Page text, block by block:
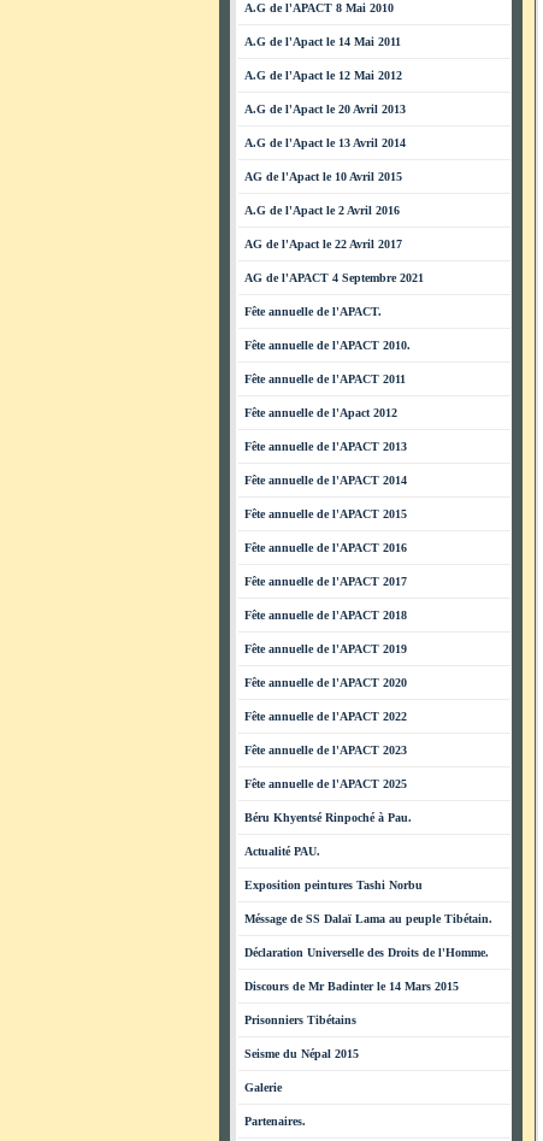
A.G de l'APACT 8 Mai 2010
A.G de l'Apact le 14 Mai 2011
A.G de l'Apact le 12 Mai 2012
A.G de l'Apact le 20 Avril 2013
A.G de l'Apact le 13 Avril 2014
AG de l'Apact le 10 Avril 2015
A.G de l'Apact le 2 Avril 2016
AG de l'Apact le 22 Avril 2017
AG de l'APACT 4 Septembre 2021
Fête annuelle de l'APACT.
Fête annuelle de l'APACT 2010.
Fête annuelle de l'APACT 2011
Fête annuelle de l'Apact 2012
Fête annuelle de l'APACT 2013
Fête annuelle de l'APACT 2014
Fête annuelle de l'APACT 2015
Fête annuelle de l'APACT 2016
Fête annuelle de l'APACT 2017
Fête annuelle de l'APACT 2018
Fête annuelle de l'APACT 2019
Fête annuelle de l'APACT 2020
Fête annuelle de l'APACT 2022
Fête annuelle de l'APACT 2023
Fête annuelle de l'APACT 2025
Béru Khyentsé Rinpoché à Pau.
Actualité PAU.
Exposition peintures Tashi Norbu
Méssage de SS Dalaï Lama au peuple Tibétain.
Déclaration Universelle des Droits de l'Homme.
Discours de Mr Badinter le 14 Mars 2015
Prisonniers Tibétains
Seisme du Népal 2015
Galerie
Partenaires.